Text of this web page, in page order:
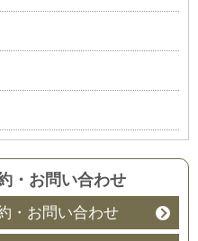
・ お問い合わせ
・お問い合わせ